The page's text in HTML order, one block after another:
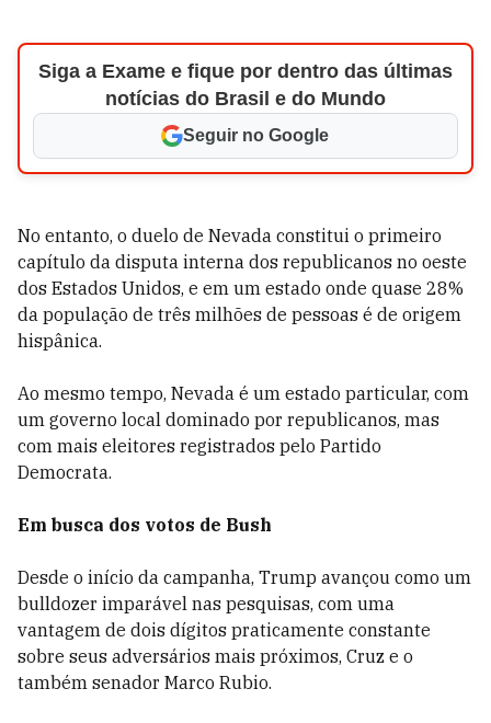
Siga a Exame e fique por dentro das últimas
notícias do Brasil e do Mundo
Seguir no Google
No entanto, o duelo de Nevada constitui o primeiro
capítulo da disputa interna dos republicanos no oeste
dos Estados Unidos, e em um estado onde quase 28%
da população de três milhões de pessoas é de origem
hispânica.
Ao mesmo tempo, Nevada é um estado particular, com
um governo local dominado por republicanos, mas
com mais eleitores registrados pelo Partido
Democrata.
Em busca dos votos de Bush
Desde o início da campanha, Trump avançou como um
bulldozer imparável nas pesquisas, com uma
vantagem de dois dígitos praticamente constante
sobre seus adversários mais próximos, Cruz e o
também senador Marco Rubio.